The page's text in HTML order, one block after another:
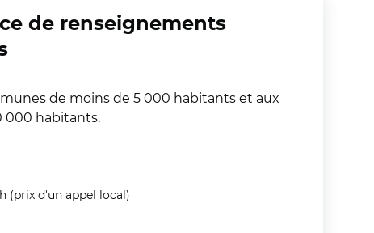
de renseignements
de moins de 5 000 habitants et aux
000 habitants.
(prix d'un appel local)